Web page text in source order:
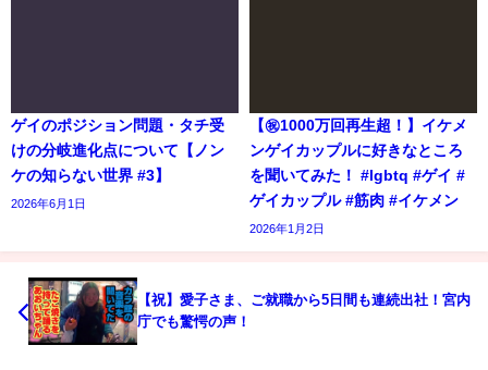
ゲイのポジション問題・タチ受
けの分岐進化点について【ノン
ケの知らない世界 #3】
2026年6月1日
【㊗️1000万回再生超！】イケメ
ンゲイカップルに好きなところ
を聞いてみた！ #lgbtq #ゲイ #
ゲイカップル #筋肉 #イケメン
2026年1月2日
【祝】愛子さま、ご就職から5日間も連続出社！宮内
庁でも驚愕の声！